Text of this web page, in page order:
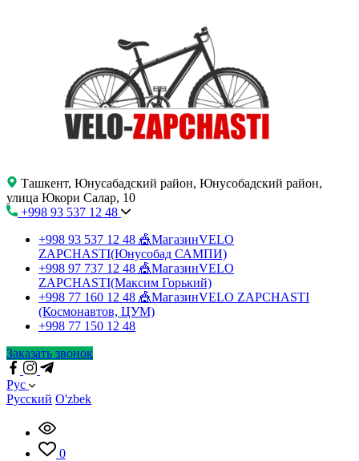
Ташкент, Юнусабадский район, Юнусобадский район,
улица Юкори Салар, 10
+998 93 537 12 48
+998 93 537 12 48 🎪МагазинVELO
ZAPCHASTI(Юнусобад САМПИ)
+998 97 737 12 48 🎪МагазинVELO
ZAPCHASTI(Максим Горький)
+998 77 160 12 48 🎪МагазинVELO ZAPCHASTI
(Космонавтов, ЦУМ)
+998 77 150 12 48
Заказать звонок
Рус
Русский O'zbek
0